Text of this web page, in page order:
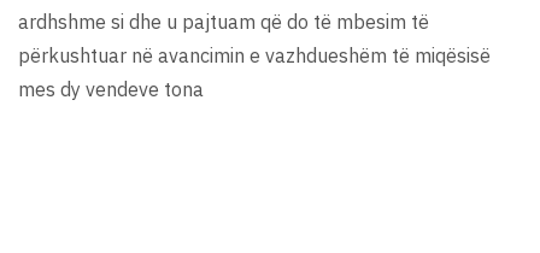
ardhshme si dhe u pajtuam që do të mbesim të
përkushtuar në avancimin e vazhdueshëm të miqësisë
mes dy vendeve tona